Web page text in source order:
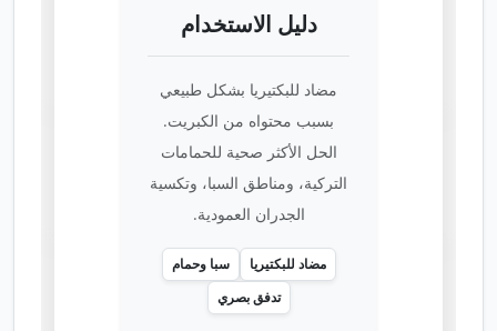
دليل الاستخدام
مضاد للبكتيريا بشكل طبيعي
بسبب محتواه من الكبريت.
الحل الأكثر صحية للحمامات
التركية، ومناطق السبا، وتكسية
الجدران العمودية.
مضاد للبكتيريا
سبا وحمام
تدفق بصري